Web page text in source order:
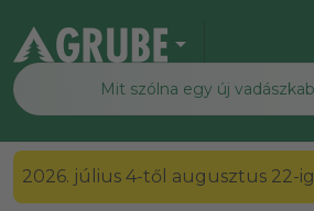
arrow_drop_down
2026. július 4-től augusztus